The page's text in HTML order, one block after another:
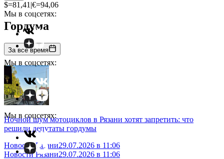
$=81,41 |€=94,06
Мы в соцсетях:
Мы в соцсетях:
Мы в соцсетях:
Гордума
За все время
Ночной шум мотоциклов в Рязани хотят запретить: что
решили депутаты гордумы
Новости Рязани29.07.2026 в 11:06
Новости Рязани29.07.2026 в 11:06